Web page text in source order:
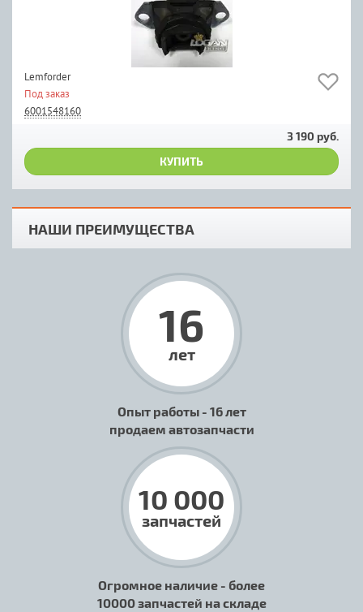
Lemforder
Под заказ
6001548160
3 190 руб.
КУПИТЬ
НАШИ ПРЕИМУЩЕСТВА
16
лет
Опыт работы - 16 лет
продаем автозапчасти
10 000
запчастей
Огромное наличие - более
10000 запчастей на складе